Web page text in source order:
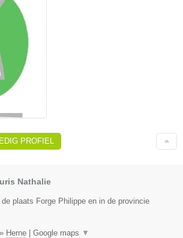
PROFIEL
Nathalie
plaats Forge Philippe en in de provincie
» Herne Google maps ▼